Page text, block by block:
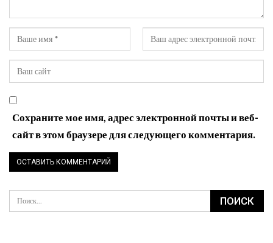
Сохраните мое имя, адрес электронной почты и веб-
сайт в этом браузере для следующего комментария.